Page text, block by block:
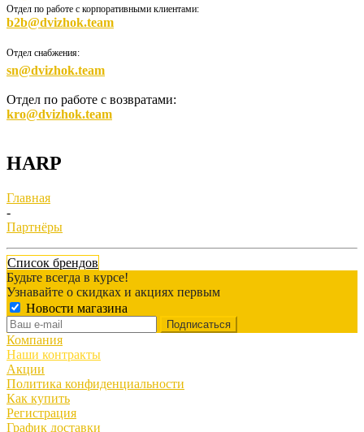
Отдел по работе с корпоративными клиентами:
b2b@dvizhok.team
Отдел снабжения:
sn@dvizhok.team
Отдел по работе с возвратами:
kro@dvizhok.team
HARP
Главная
-
Партнёры
Список брендов
Будьте всегда в курсе!
Узнавайте о скидках и акциях первым
Новости магазина
Компания
Наши контракты
Акции
Политика конфиденциальности
Как купить
Регистрация
График доставки